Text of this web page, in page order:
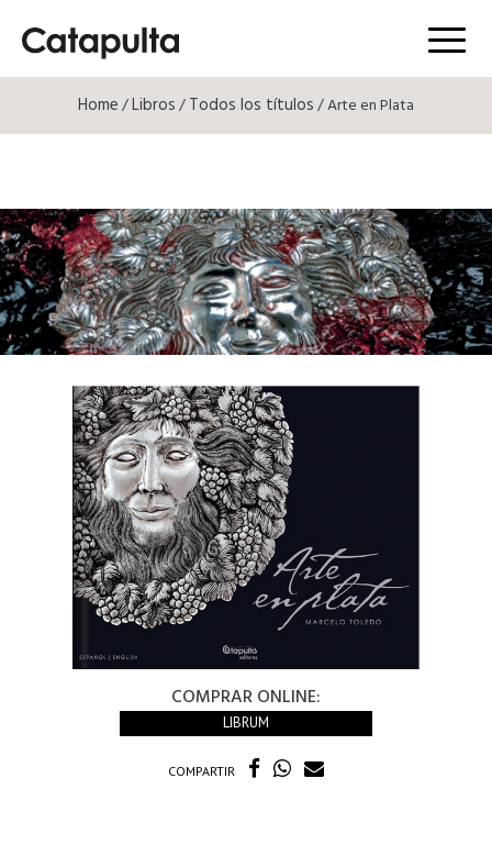
Menú
Home/Libros/Todos los títulos/ Arte en Plata
COMPRAR ONLINE:
LIBRUM
COMPARTIR